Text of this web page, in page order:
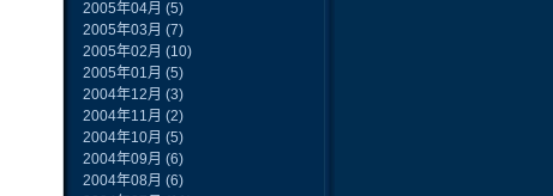
2005年04月 (5)
2005年03月 (7)
2005年02月 (10)
2005年01月 (5)
2004年12月 (3)
2004年11月 (2)
2004年10月 (5)
2004年09月 (6)
2004年08月 (6)